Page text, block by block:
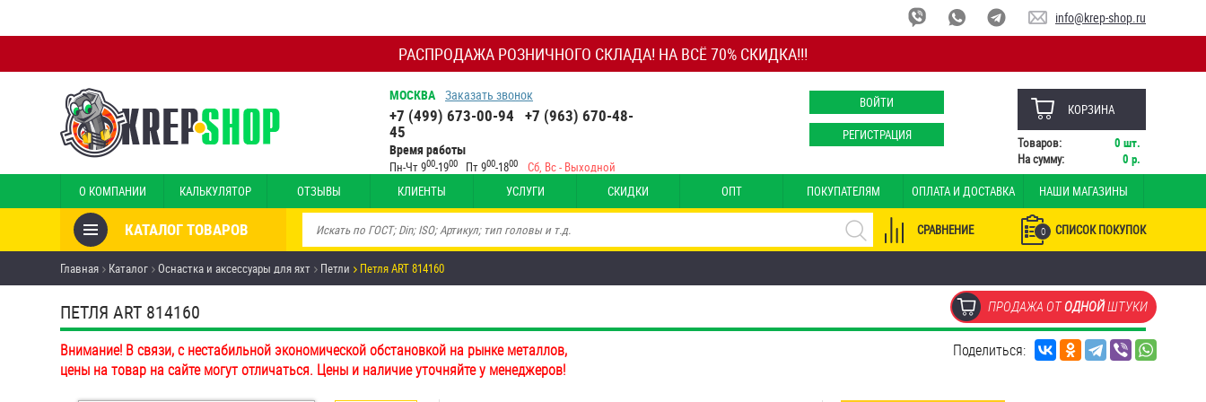
РАСПРОДАЖА РОЗНИЧНОГО СКЛАДА! НА ВСЁ 70% СКИДКА!!!
info@krep-shop.ru
МОСКВА Заказать звонок
+7 (499) 673-00-94 +7 (963) 670-48-
45
Время работы
Пн-Чт 900-1900 Пт 900-1800 Сб, Вс - Выходной
ВОЙТИ
РЕГИСТРАЦИЯ
КОРЗИНА
Товаров: 0 шт.
На сумму:
0 р.
О КОМПАНИИ КАЛЬКУЛЯТОР ОТЗЫВЫ КЛИЕНТЫ УСЛУГИ СКИДКИ ОПТ ПОКУПАТЕЛЯМ ОПЛАТА И ДОСТАВКА НАШИ МАГАЗИНЫ
КАТАЛОГ ТОВАРОВ 0 СПИСОК ПОКУПОК
СРАВНЕНИЕ
Товары со скидкой
Анкеры
Антивандальный крепёж,
инструмент
Болты и винты
Главная Каталог Оснастка и аксессуары для яхт Петли Петля ART 814160
ПЕТЛЯ ART 814160 ПРОДАЖА ОТОДНОЙШТУКИ
Внимание! В связи, с нестабильной экономической обстановкой на рынке металлов,
цены на товар на сайте могут отличаться. Цены и наличие уточняйте у менеджеров!
Поделиться: